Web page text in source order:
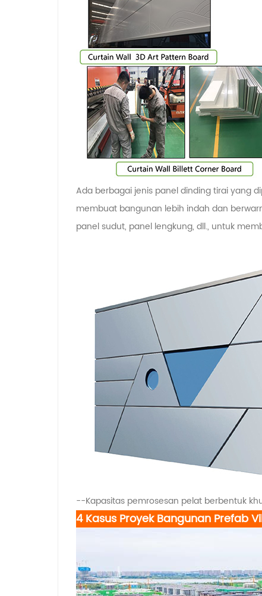
Ada berbagai jenis panel dinding tirai yang
membuat bangunan lebih indah dan
panel sudut, panel lengkung, dll., untuk
--Kapasitas pemrosesan pelat berbentuk
4 Kasus Proyek Bangunan Prefab